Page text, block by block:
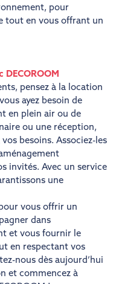
pour
tout en vous offrant un
DECOROOM
pensez à la location
ayez besoin de
en plein air ou de
ou une réception,
besoins. Associez-les
invités. Avec un service
une
vous offrir un
dans
et vous fournir le
en respectant vos
nous dès aujourd’hui
et commencez à